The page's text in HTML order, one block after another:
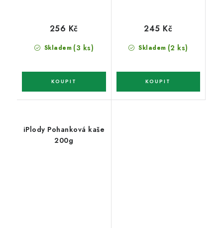
Skladem (3 ks)
256 Kč
Skladem (2 ks)
245 Kč
iPlody Pohanková kaše
200g